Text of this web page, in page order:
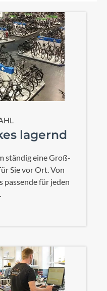
lagernd
ständig eine Groß-
Sie vor Ort. Von
passende für jeden